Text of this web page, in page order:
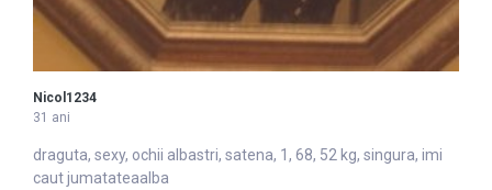
Nicol1234
31 ani
draguta, sexy, ochii albastri, satena, 1, 68, 52 kg, singura, imi
caut jumatateaalba